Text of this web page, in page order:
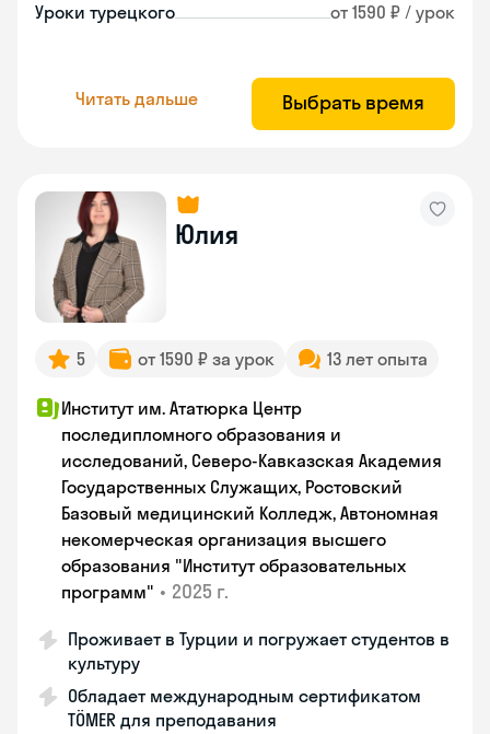
Уроки турецкого от 1590 ₽ / урок
Читать дальше Выбрать время
Юлия
5 от 1590 ₽ за урок 13 лет опыта
Институт им. Ататюрка Центр
последипломного образования и
исследований, Северо-Кавказская Академия
Государственных Служащих, Ростовский
Базовый медицинский Колледж, Автономная
некомерческая организация высшего
образования "Институт образовательных
программ" • 2025 г.
Проживает в Турции и погружает студентов в
культуру
Обладает международным сертификатом
TÖMER для преподавания